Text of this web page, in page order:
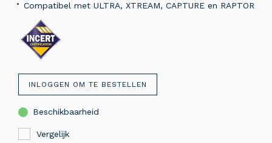
Compatibel met ULTRA, XTREAM, CAPTURE en RAPTOR
INLOGGEN OM TE BESTELLEN
Beschikbaarheid
Vergelijk